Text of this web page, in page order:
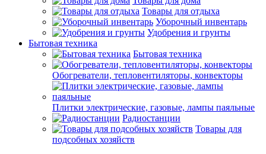
Товары для отдыха
Уборочный инвентарь
Удобрения и грунты
Бытовая техника
Бытовая техника
Обогреватели, тепловентиляторы, конвекторы
Плитки электрические, газовые, лампы паяльные
Радиостанции
Товары для
подсобных хозяйств